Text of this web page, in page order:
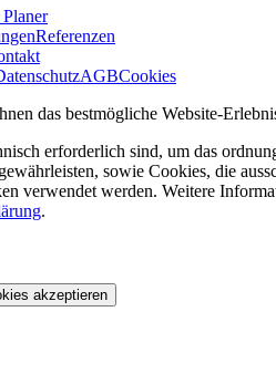
Referenzen
AGBCookies
das bestmögliche Website-
erforderlich sind, um das
sowie Cookies, die
verwendet werden. Weitere
.
akzeptieren